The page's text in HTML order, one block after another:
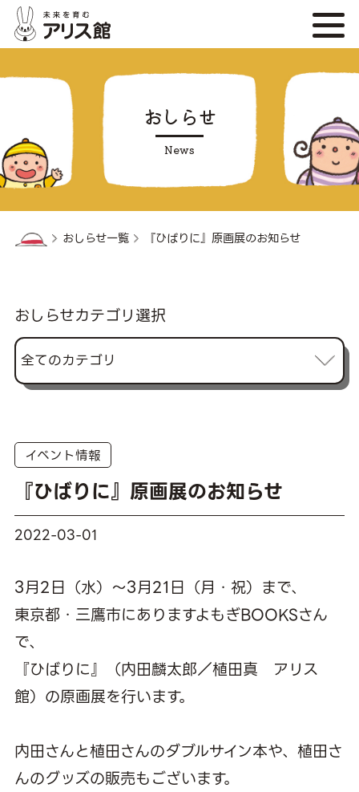
おしらせ
おしらせ一覧 『ひばりに』原画展のお知らせ
おしらせカテゴリ選択
イベント情報
『ひばりに』原画展のお知らせ
2022-03-01
3月2日（水）〜3月21日（月・祝）まで、
東京都・三鷹市にありますよもぎBOOKSさん
で、
『ひばりに』（内田麟太郎／植田真 アリス
館）の原画展を行います。
内田さんと植田さんのダブルサイン本や、植田さ
んのグッズの販売もございます。